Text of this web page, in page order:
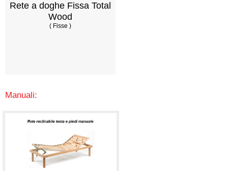
Rete a doghe Fissa Total
Wood
( Fisse )
Manuali: